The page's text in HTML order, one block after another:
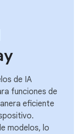
de IA
funciones de
eficiente
modelos, lo